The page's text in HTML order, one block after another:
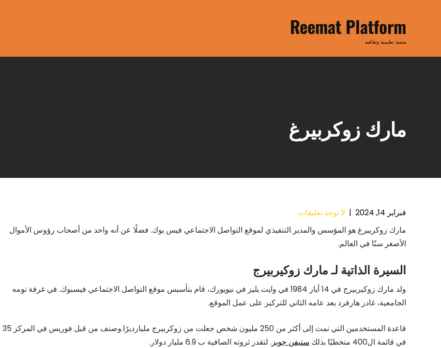
Reemat Platform
منصة تعليمية وثقافية
مارك زوكربيرغ
فبراير 14, 2024 | لا توجد تعليقات
مارك زوكربيرغ هو المؤسس والمدير التنفيذي لموقع التواصل الاجتماعي فيس بوك. فضلًا عن أنه واحد من أصحاب رؤوس الأموال
الأصغر سنًا في العالم.
السيرة الذاتية لـ مارك زوكيربيرج
ولد مارك زوكيربيرج في 14 أيار 1984 في وايت يليز في نيويورك، قام بتأسيس موقع التواصل الاجتماعي فيسبوك. في غرفة نومه
الجامعية، غادر هارفرد بعد عامه الثاني للتركيز على عمل الموقع.
قاعدة المستخدمين التي نمت إلى أكثر من 250 مليون شخص جعلت من زوكربيرج مليارديرًا.وصنف من قبل فوربس في المركز 35
في قائمة ال400 متخطيًا بذلك
ستيفن جوبز . لتقدر ثروته الصافية ب 6.9 مليار دولار.